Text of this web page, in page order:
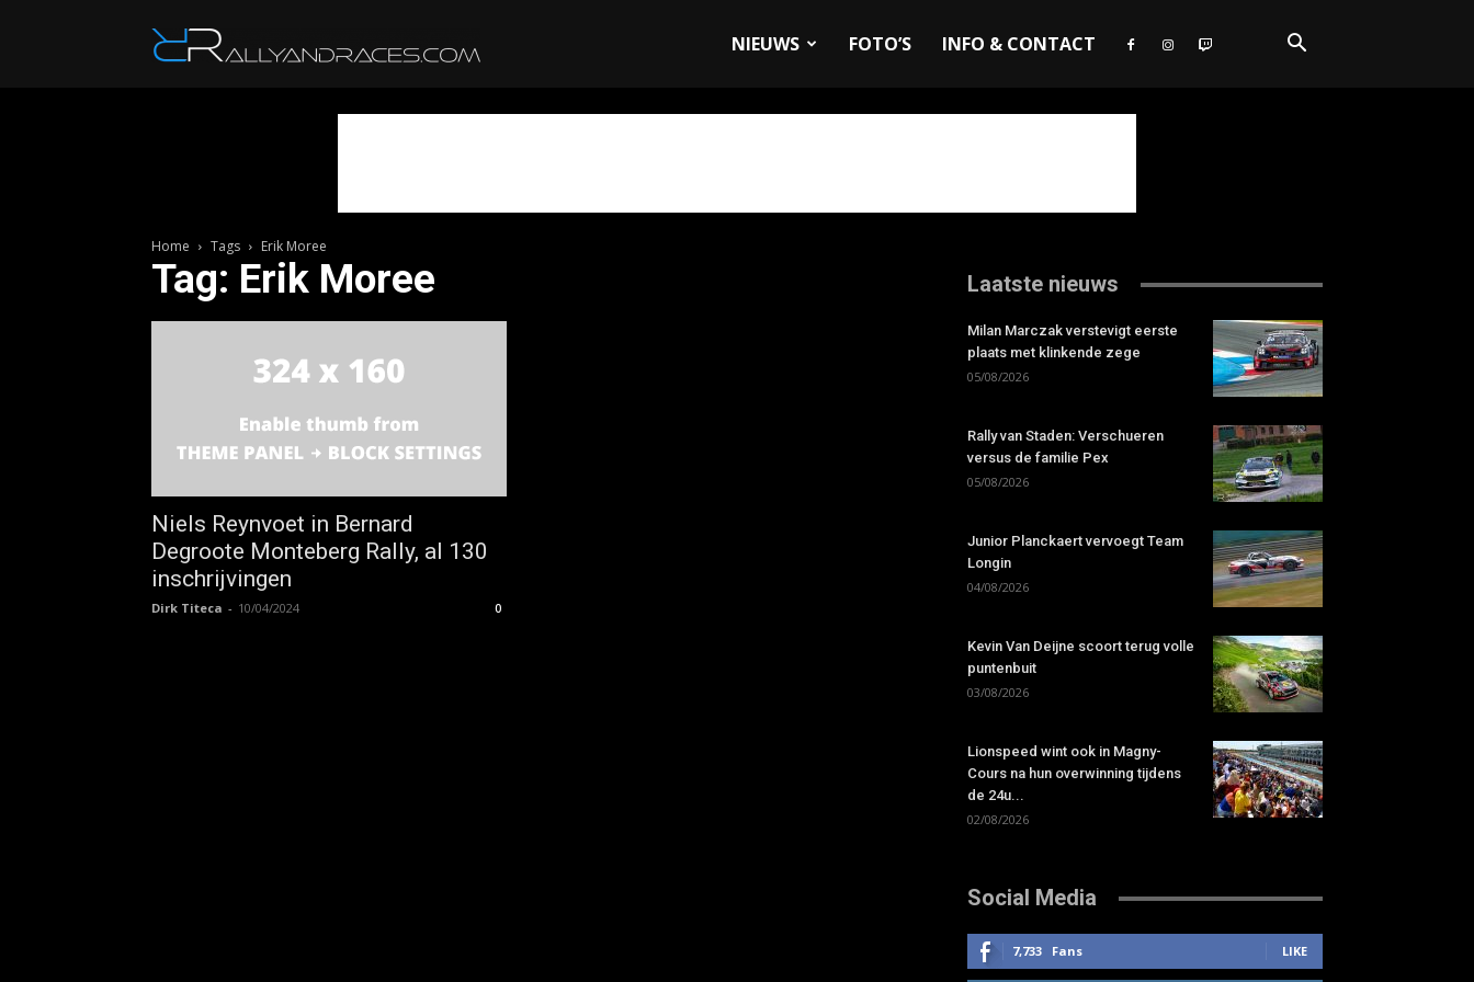
NIEUWS FOTO’S INFO & CONTACT
Home Tags Erik Moree
Tag: Erik Moree
Niels Reynvoet in Bernard
Degroote Monteberg Rally, al 130
inschrijvingen
Dirk Titeca - 10/04/2024 0
Laatste nieuws
Milan Marczak verstevigt eerste
plaats met klinkende zege
05/08/2026
Rally van Staden: Verschueren
versus de familie Pex
05/08/2026
Junior Planckaert vervoegt Team
Longin
04/08/2026
Kevin Van Deijne scoort terug volle
puntenbuit
03/08/2026
Lionspeed wint ook in Magny-
Cours na hun overwinning tijdens
de 24u...
02/08/2026
Social Media
7,733 Fans LIKE